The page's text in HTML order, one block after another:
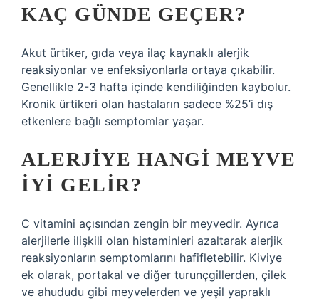
KAÇ GÜNDE GEÇER?
Akut ürtiker, gıda veya ilaç kaynaklı alerjik
reaksiyonlar ve enfeksiyonlarla ortaya çıkabilir.
Genellikle 2-3 hafta içinde kendiliğinden kaybolur.
Kronik ürtikeri olan hastaların sadece %25’i dış
etkenlere bağlı semptomlar yaşar.
ALERJIYE HANGI MEYVE
IYI GELIR?
C vitamini açısından zengin bir meyvedir. Ayrıca
alerjilerle ilişkili olan histaminleri azaltarak alerjik
reaksiyonların semptomlarını hafifletebilir. Kiviye
ek olarak, portakal ve diğer turunçgillerden, çilek
ve ahududu gibi meyvelerden ve yeşil yapraklı